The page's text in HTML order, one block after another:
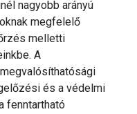
nagyobb arányú
megfelelő
melletti
A
és a védelmi
fenntartható